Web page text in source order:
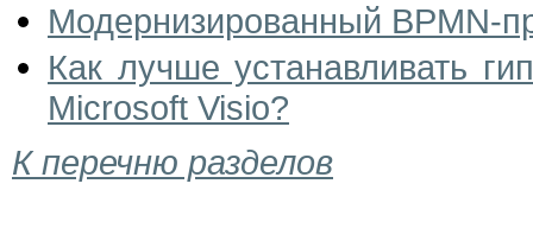
Модернизированный BPMN-
Как лучше устанавливать
Microsoft Visio?
К перечню разделов